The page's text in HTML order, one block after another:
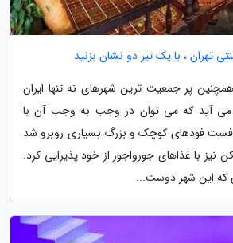
تهران ، با یک تیر دو نشان بزنید
پر جمعیت ترین شهرهای نه تنها ایران
می آید که می توان در وجب به وجب آن با
فست فودهای کوچک و بزرگ بسیاری روبرو شد
نیز با غذاهای جورواجور از خود پذیرایی کرد.
که این شهر دوست...